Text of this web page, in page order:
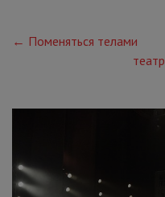
← Поменяться телами
театр